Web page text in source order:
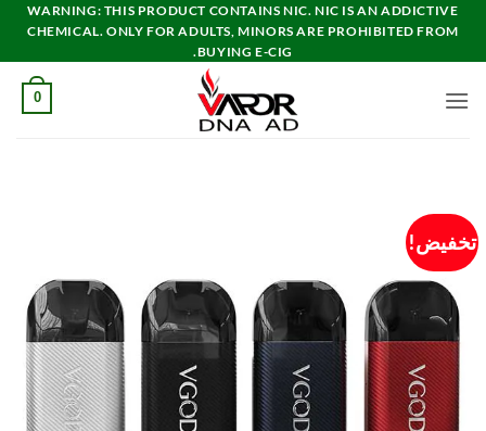
تخطي
للمحتوى
WARNING: THIS PRODUCT CONTAINS NIC. NIC IS AN ADDICTIVE
CHEMICAL. ONLY FOR ADULTS, MINORS ARE PROHIBITED FROM
BUYING E-CIG.
0
تخفيض!